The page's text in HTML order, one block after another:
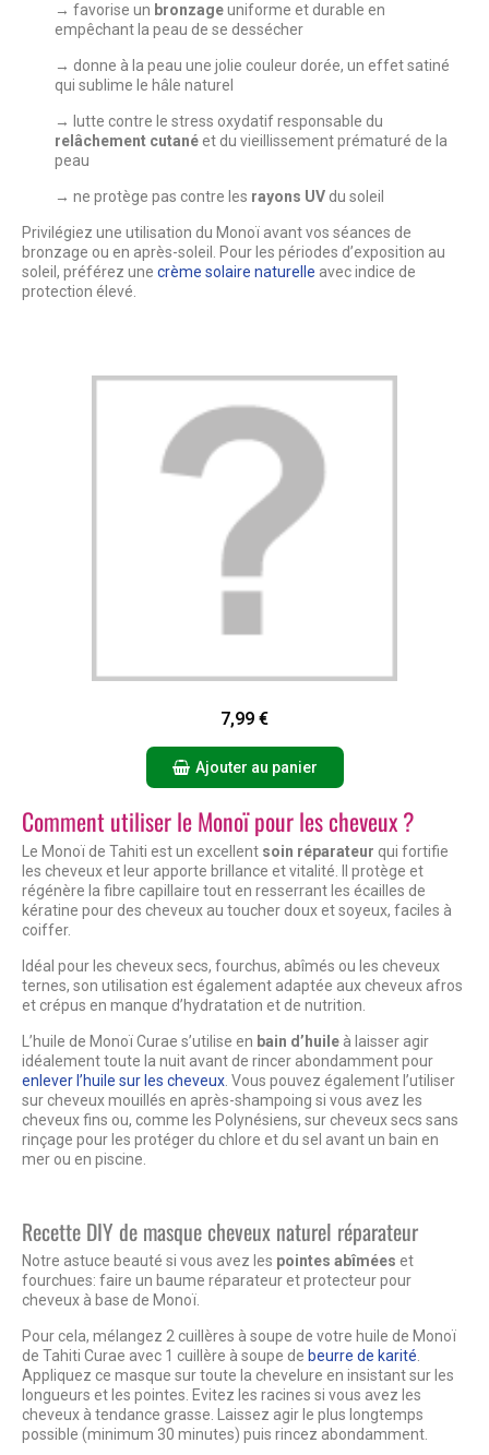
→ favorise un bronzageuniforme et durable en
empêchant la peau de se dessécher
→ donne à la peau une jolie couleur dorée, un effet satiné
qui sublime le hâle naturel
→ lutte contre le stress oxydatif responsable du
relâchement cutanéet du vieillissement prématuré de la
peau
→ ne protège pas contre les rayons UV du soleil
Privilégiez une utilisation du Monoï avant vos séances de
bronzage ou en après-soleil. Pour les périodes d’exposition au
soleil, préférez une crème solaire naturelle avec indice de
protection élevé.
7,99 €
Ajouter au panier
Comment utiliser le Monoï pour les cheveux ?
Le Monoï de Tahiti est un excellent soin réparateur qui fortifie
les cheveux et leur apporte brillance et vitalité. Il protège et
régénère la fibre capillaire tout en resserrant les écailles de
kératine pour des cheveux au toucher doux et soyeux, faciles à
coiffer.
Idéal pour les cheveux secs, fourchus, abîmés ou les cheveux
ternes, son utilisation est également adaptée aux cheveux afros
et crépus en manque d’hydratation et de nutrition.
L’huile de Monoï Curae s’utilise en bain d’huile à laisser agir
idéalement toute la nuit avant de rincer abondamment pour
enlever l’huile sur les cheveux. Vous pouvez également l’utiliser
sur cheveux mouillés en après-shampoing si vous avez les
cheveux fins ou, comme les Polynésiens, sur cheveux secs sans
rinçage pour les protéger du chlore et du sel avant un bain en
mer ou en piscine.
Recette DIY de masque cheveux naturel réparateur
Notre astuce beauté si vous avez les pointes abîmées et
fourchues: faire un baume réparateur et protecteur pour
cheveux à base de Monoï.
Pour cela, mélangez 2 cuillères à soupe de votre huile de Monoï
de Tahiti Curae avec 1 cuillère à soupe de beurre de karité.
Appliquez ce masque sur toute la chevelure en insistant sur les
longueurs et les pointes. Evitez les racines si vous avez les
cheveux à tendance grasse. Laissez agir le plus longtemps
possible (minimum 30 minutes) puis rincez abondamment.